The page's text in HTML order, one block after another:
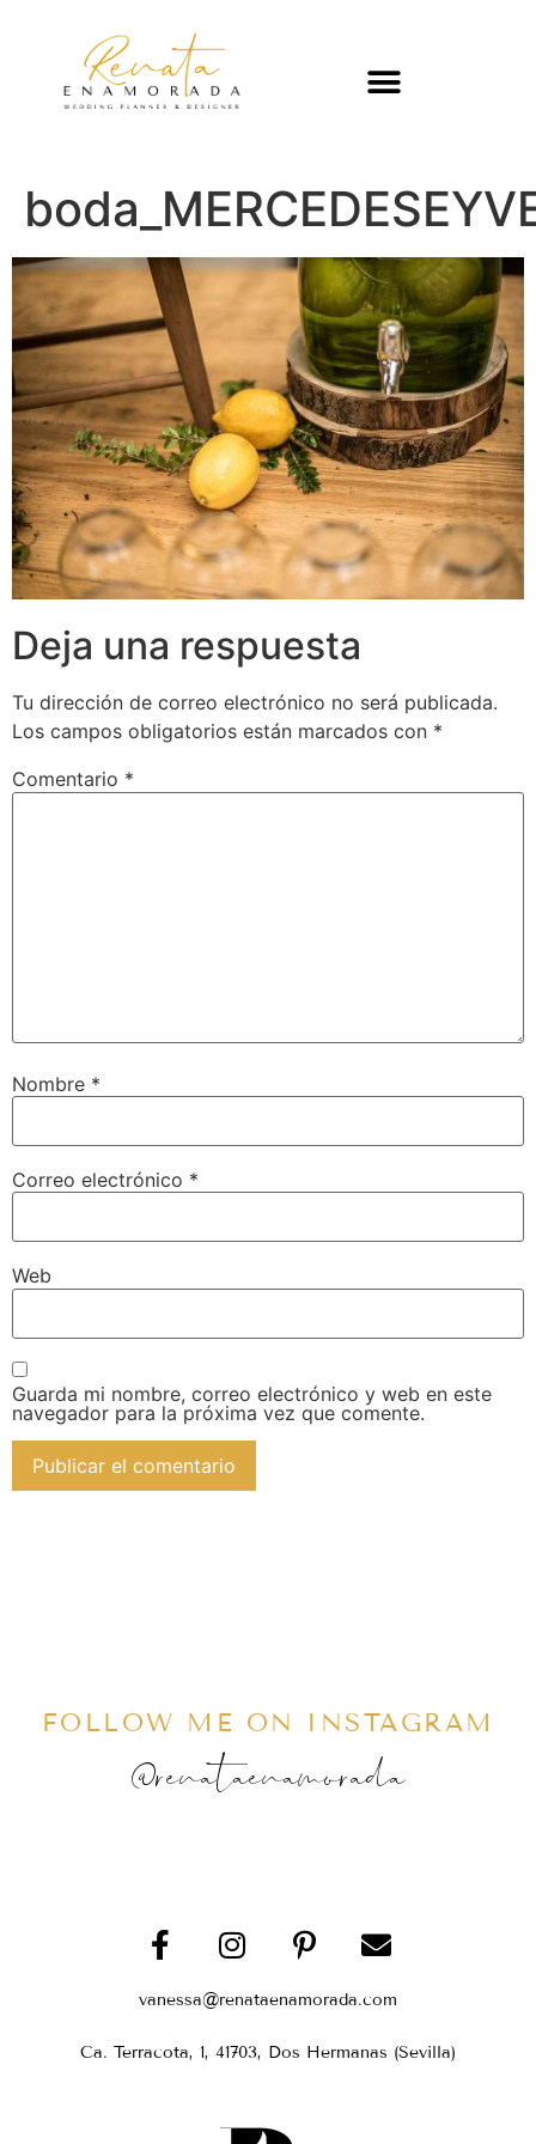
Deja una respuesta
Tu dirección de correo electrónico no será publicada.
Los campos obligatorios están marcados con *
Comentario *
Nombre *
Correo electrónico *
Web
Guarda mi nombre, correo electrónico y web en este
navegador para la próxima vez que comente.
FOLLOW ME ON INSTAGRAM
@renataenamorada
vanessa@renataenamorada.com
Ca. Terracota, 1, 41703, Dos Hermanas (Sevilla)